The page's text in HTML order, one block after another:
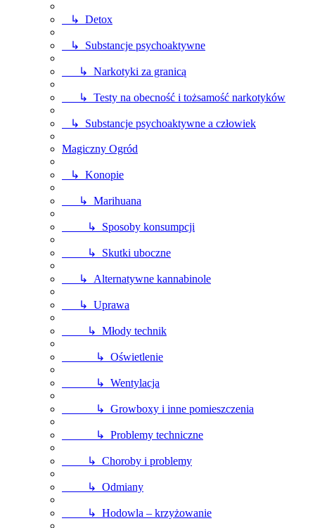
↳ Detox
↳ Substancje psychoaktywne
↳ Narkotyki za granicą
↳ Testy na obecność i tożsamość narkotyków
↳ Substancje psychoaktywne a człowiek
Magiczny Ogród
↳ Konopie
↳ Marihuana
↳ Sposoby konsumpcji
↳ Skutki uboczne
↳ Alternatywne kannabinole
↳ Uprawa
↳ Młody technik
↳ Oświetlenie
↳ Wentylacja
↳ Growboxy i inne pomieszczenia
↳ Problemy techniczne
↳ Choroby i problemy
↳ Odmiany
↳ Hodowla – krzyżowanie